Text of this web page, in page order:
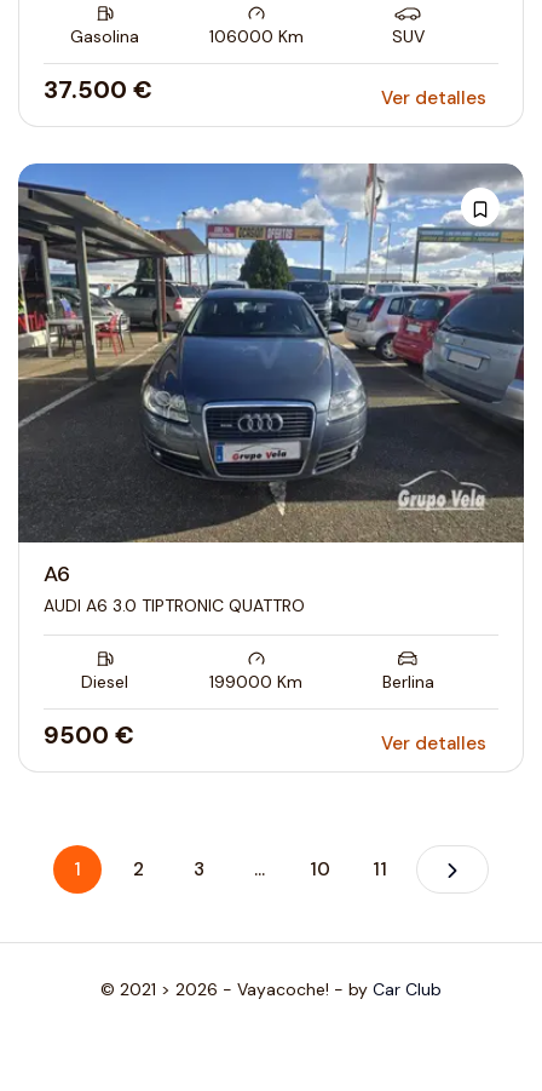
Gasolina 106000 Km SUV
37.500 € Ver detalles
A6
AUDI A6 3.0 TIPTRONIC QUATTRO
Diesel 199000 Km Berlina
9500 € Ver detalles
1 2 3 ... 10 11
© 2021 > 2026 - Vayacoche! - by Car Club